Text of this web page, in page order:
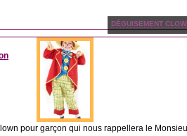
DÉGUISEMENT
pour garçon qui nous rappellera le